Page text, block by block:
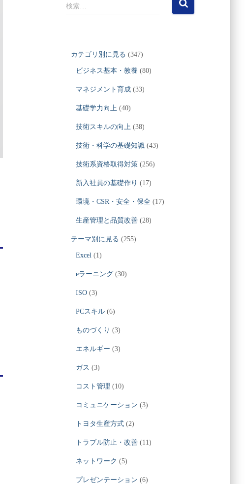
検
索
検索…
カテゴリ別に見る (347)
ビジネス基本・教養 (80)
マネジメント育成(33)
基礎学力向上(40)
技術スキルの向上(38)
技術・科学の基礎知識(43)
技術系資格取得対策(256)
新入社員の基礎作り (17)
環境・CSR・安全・保全(17)
生産管理と品質改善(28)
テーマ別に見る (255)
Excel(1)
eラーニング(30)
ISO(3)
PCスキル(6)
ものづくり (3)
エネルギー (3)
ガス (3)
コスト管理 (10)
コミュニケーション (3)
トヨタ生産方式(2)
トラブル防止・改善(11)
ネットワーク (5)
プレゼンテーション (6)